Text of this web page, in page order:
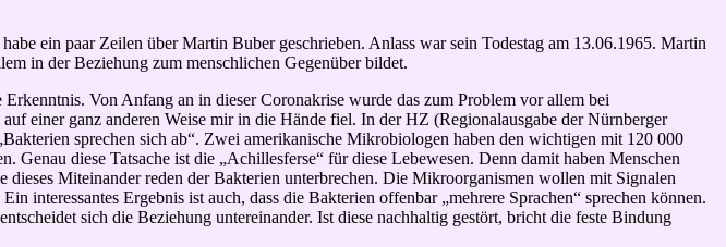
ein paar Zeilen über Martin Buber geschrieben. Anlass war sein Todestag am 13.06.1965. Martin
in der Beziehung zum menschlichen Gegenüber bildet.
Von Anfang an in dieser Coronakrise wurde das zum Problem vor allem bei
einer ganz anderen Weise mir in die Hände fiel. In der HZ (Regionalausgabe der Nürnberger
sprechen sich ab“. Zwei amerikanische Mikrobiologen haben den wichtigen mit 120 000
diese Tatsache ist die „Achillesferse“ für diese Lebewesen. Denn damit haben Menschen
Miteinander reden der Bakterien unterbrechen. Die Mikroorganismen wollen mit Signalen
interessantes Ergebnis ist auch, dass die Bakterien offenbar „mehrere Sprachen“ sprechen können.
sich die Beziehung untereinander. Ist diese nachhaltig gestört, bricht die feste Bindung